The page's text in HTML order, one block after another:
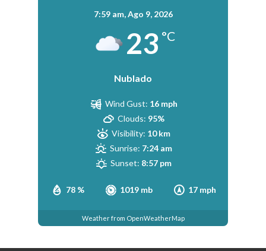
7:59 am,Ago 9, 2026
23 °C
Nublado
78 % 1019 mb 17 mph
Wind Gust: 16 mph
Clouds: 95%
Visibility: 10 km
Sunrise: 7:24 am
Sunset: 8:57 pm
Weather from OpenWeatherMap